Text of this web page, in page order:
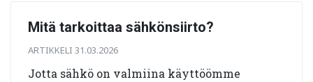
Mitä tarkoittaa sähkönsiirto?
ARTIKKELI 31.03.2026
Jotta sähkö on valmiina käyttöömme